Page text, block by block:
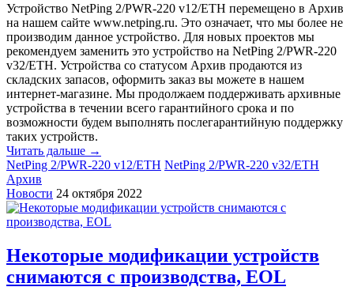
Устройство NetPing 2/PWR-220 v12/ETH перемещено в Архив
на нашем сайте www.netping.ru. Это означает, что мы более не
производим данное устройство. Для новых проектов мы
рекомендуем заменить это устройство на NetPing 2/PWR-220
v32/ETH. Устройства со статусом Архив продаются из
складских запасов, оформить заказ вы можете в нашем
интернет-магазине. Мы продолжаем поддерживать архивные
устройства в течении всего гарантийного срока и по
возможности будем выполнять послегарантийную поддержку
таких устройств.
Читать дальше →
NetPing 2/PWR-220 v12/ETH NetPing 2/PWR-220 v32/ETH
Архив
Новости 24 октября 2022
Некоторые модификации устройств
снимаются с производства, EOL